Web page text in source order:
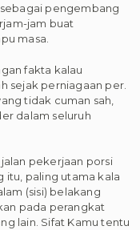
pengembang
jam buat
masa.
fakta kalau
sejak perniagaan per.
tidak cuman sah,
dalam seluruh
pekerjaan porsi
itu, paling utama kala
(sisi) belakang
pada perangkat
lain. Sifat Kamu tentu